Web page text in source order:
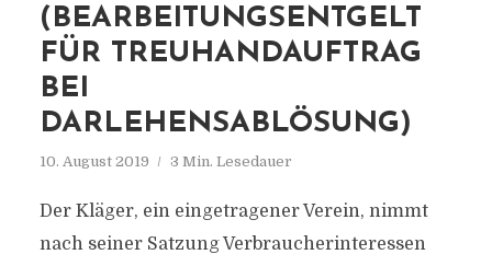
(BEARBEITUNGSENTGELT
FÜR TREUHANDAUFTRAG
BEI
DARLEHENSABLÖSUNG)
10. August 2019 3 Min. Lesedauer
Der Kläger, ein eingetragener Verein, nimmt
nach seiner Satzung Verbraucherinteressen